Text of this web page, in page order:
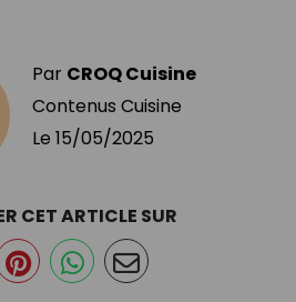
Par CROQ Cuisine
Contenus Cuisine
Le 15/05/2025
CET ARTICLE SUR